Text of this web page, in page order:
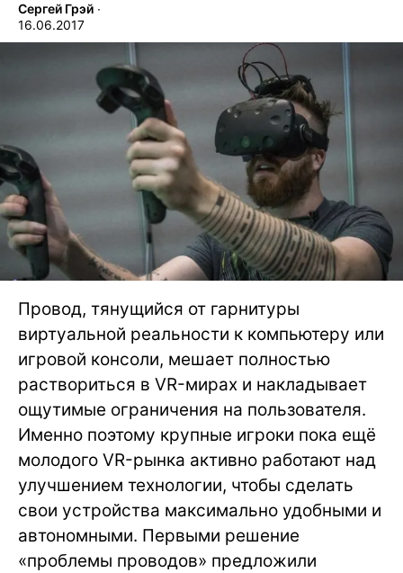
Сергей Грэй ∙
16.06.2017
Провод, тянущийся от гарнитуры
виртуальной реальности к компьютеру или
игровой консоли, мешает полностью
раствориться в VR-мирах и накладывает
ощутимые ограничения на пользователя.
Именно поэтому крупные игроки пока ещё
молодого VR-рынка активно работают над
улучшением технологии, чтобы сделать
свои устройства максимально удобными и
автономными. Первыми решение
«проблемы проводов» предложили